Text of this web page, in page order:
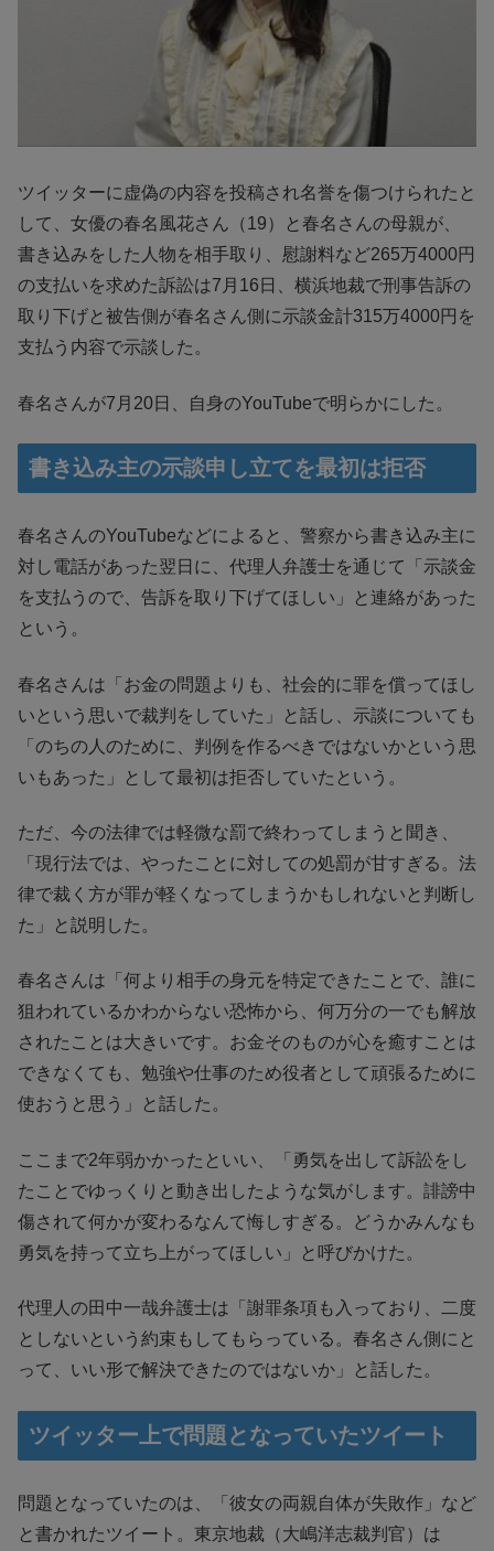
ツイッターに虚偽の内容を投稿され名誉を傷つけられたと
して、女優の春名風花さん（19）と春名さんの母親が、
書き込みをした人物を相手取り、慰謝料など265万4000円
の支払いを求めた訴訟は7月16日、横浜地裁で刑事告訴の
取り下げと被告側が春名さん側に示談金計315万4000円を
支払う内容で示談した。
春名さんが7月20日、自身のYouTubeで明らかにした。
書き込み主の示談申し立てを最初は拒否
春名さんのYouTubeなどによると、警察から書き込み主に
対し電話があった翌日に、代理人弁護士を通じて「示談金
を支払うので、告訴を取り下げてほしい」と連絡があった
という。
春名さんは「お金の問題よりも、社会的に罪を償ってほし
いという思いで裁判をしていた」と話し、示談についても
「のちの人のために、判例を作るべきではないかという思
いもあった」として最初は拒否していたという。
ただ、今の法律では軽微な罰で終わってしまうと聞き、
「現行法では、やったことに対しての処罰が甘すぎる。法
律で裁く方が罪が軽くなってしまうかもしれないと判断し
た」と説明した。
春名さんは「何より相手の身元を特定できたことで、誰に
狙われているかわからない恐怖から、何万分の一でも解放
されたことは大きいです。お金そのものが心を癒すことは
できなくても、勉強や仕事のため役者として頑張るために
使おうと思う」と話した。
ここまで2年弱かかったといい、「勇気を出して訴訟をし
たことでゆっくりと動き出したような気がします。誹謗中
傷されて何かが変わるなんて悔しすぎる。どうかみんなも
勇気を持って立ち上がってほしい」と呼びかけた。
代理人の田中一哉弁護士は「謝罪条項も入っており、二度
としないという約束もしてもらっている。春名さん側にと
って、いい形で解決できたのではないか」と話した。
ツイッター上で問題となっていたツイート
問題となっていたのは、「彼女の両親自体が失敗作」など
と書かれたツイート。東京地裁（大嶋洋志裁判官）は